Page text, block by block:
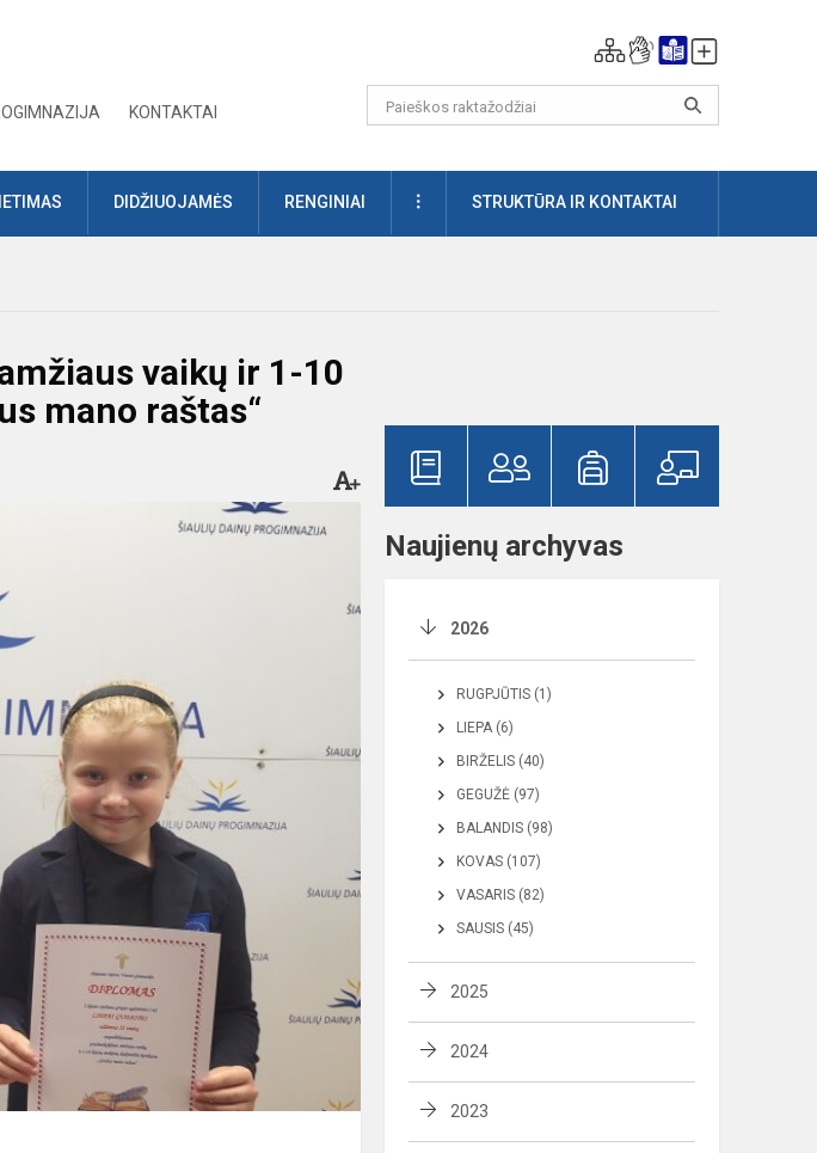
KONTAKTAI
DIDŽIUOJAMĖS RENGINIAI DAUGIAUSTRUKTŪRA IR KONTAKTAI
vaikų ir 1-10
mano raštas“
Naujienų archyvas
2026
RUGPJŪTIS (1)
LIEPA (6)
BIRŽELIS (40)
GEGUŽĖ (97)
BALANDIS (98)
KOVAS (107)
VASARIS (82)
SAUSIS (45)
2025
2024
2023